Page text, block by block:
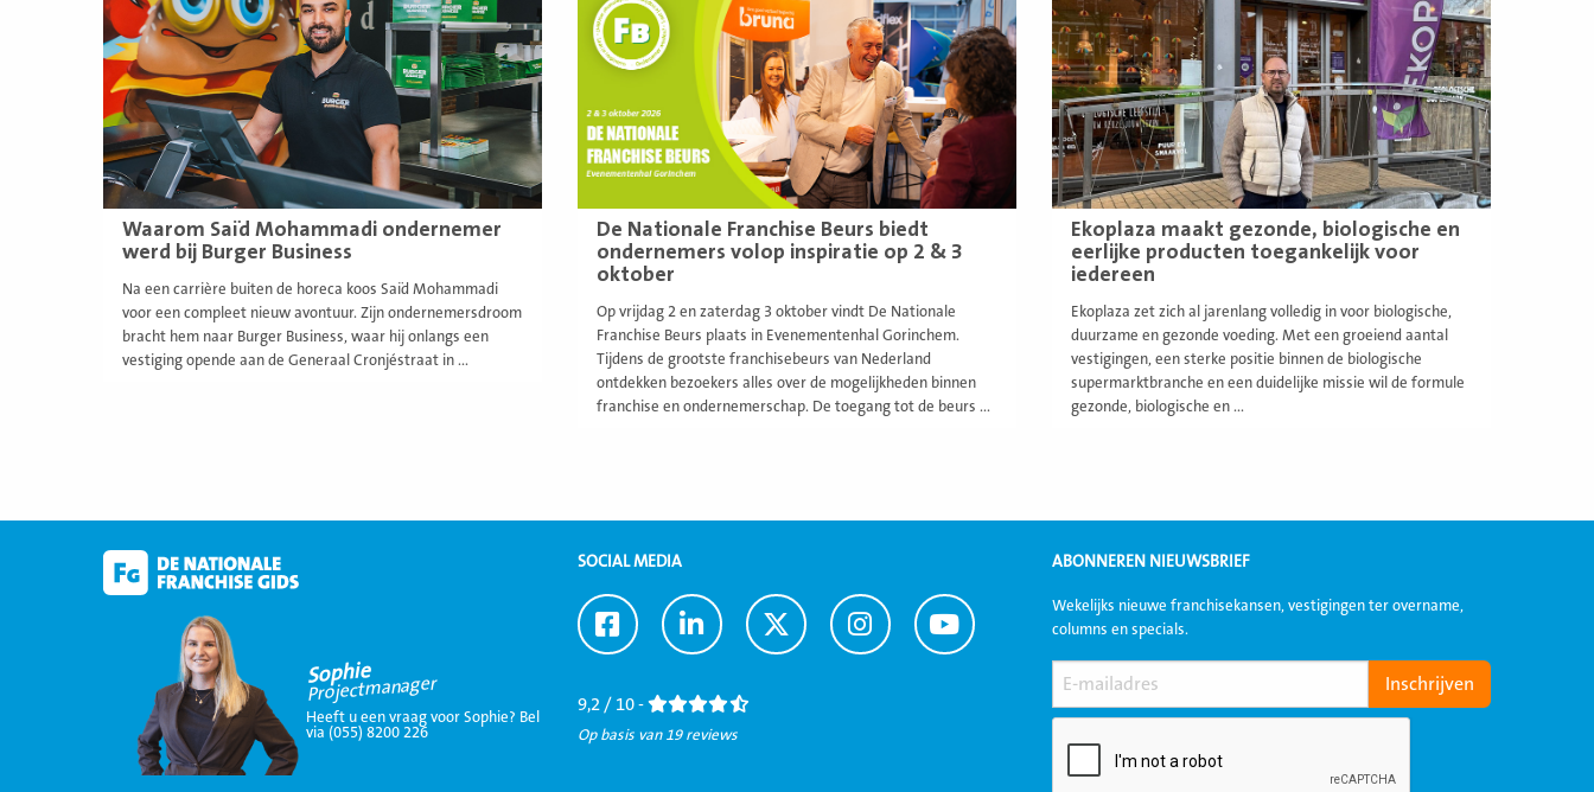
Waarom Saïd Mohammadi ondernemer
werd bij Burger Business
Na een carrière buiten de horeca koos Saïd Mohammadi
voor een compleet nieuw avontuur. Zijn ondernemersdroom
bracht hem naar Burger Business, waar hij onlangs een
vestiging opende aan de Generaal Cronjéstraat in ...
De Nationale Franchise Beurs biedt
ondernemers volop inspiratie op 2 & 3
oktober
Op vrijdag 2 en zaterdag 3 oktober vindt De Nationale
Franchise Beurs plaats in Evenementenhal Gorinchem.
Tijdens de grootste franchisebeurs van Nederland
ontdekken bezoekers alles over de mogelijkheden binnen
franchise en ondernemerschap. De toegang tot de beurs ...
Ekoplaza maakt gezonde, biologische en
eerlijke producten toegankelijk voor
iedereen
Ekoplaza zet zich al jarenlang volledig in voor biologische,
duurzame en gezonde voeding. Met een groeiend aantal
vestigingen, een sterke positie binnen de biologische
supermarktbranche en een duidelijke missie wil de formule
gezonde, biologische en ...
Sophie
Projectmanager
Heeft u een vraag voor Sophie? Bel
via (055) 8200 226
SOCIAL MEDIA
Ga
naar
Ga
naar
Ga
naar
Ga
naar
Ga
naar
9,2 / 10 -
Op basis van 19 reviews
ABONNEREN NIEUWSBRIEF
Wekelijks nieuwe franchisekansen, vestigingen ter overname,
columns en specials.